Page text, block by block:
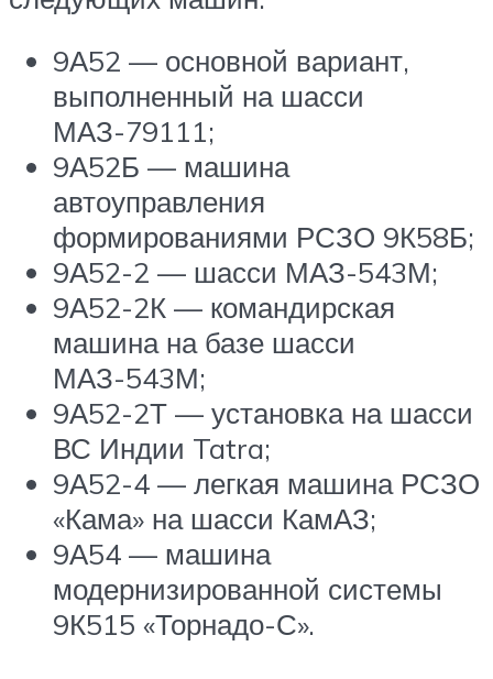
9А52 — основной вариант,
выполненный на шасси
МАЗ-79111;
9А52Б — машина
автоуправления
формированиями РСЗО 9К58Б;
9А52-2 — шасси МАЗ-543М;
9А52-2К — командирская
машина на базе шасси
МАЗ-543М;
9А52-2Т — установка на шасси
ВС Индии Tatra;
9А52-4 — легкая машина РСЗО
«Кама» на шасси КамАЗ;
9А54 — машина
модернизированной системы
9К515 «Торнадо-С».